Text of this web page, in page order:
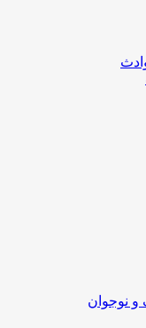
و نوجوان